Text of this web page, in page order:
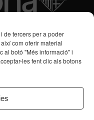
de tercers per a poder
com oferir material
al botó "Més informació" i
les fent clic als botons